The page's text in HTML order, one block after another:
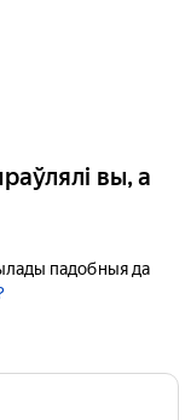
вы, а
падобныя да